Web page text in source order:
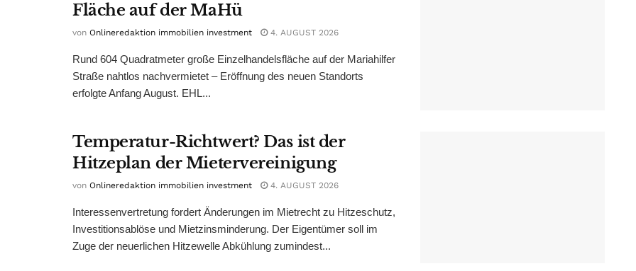
Fläche auf der MaHü
von Onlineredaktion immobilien investment 4. AUGUST 2026
Rund 604 Quadratmeter große Einzelhandelsfläche auf der Mariahilfer
Straße nahtlos nachvermietet – Eröffnung des neuen Standorts
erfolgte Anfang August. EHL...
Temperatur-Richtwert? Das ist der
Hitzeplan der Mietervereinigung
von Onlineredaktion immobilien investment 4. AUGUST 2026
Interessenvertretung fordert Änderungen im Mietrecht zu Hitzeschutz,
Investitionsablöse und Mietzinsminderung. Der Eigentümer soll im
Zuge der neuerlichen Hitzewelle Abkühlung zumindest...